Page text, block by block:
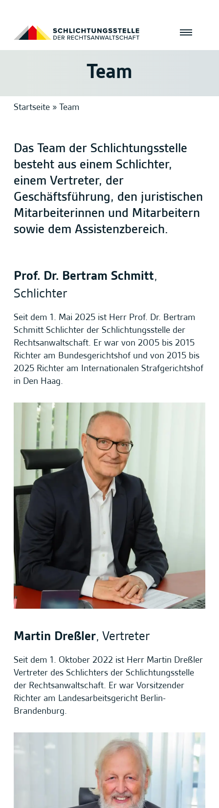
Team
Startseite » Team
Das Team der Schlichtungsstelle
besteht aus einem Schlichter,
einem Vertreter, der
Geschäftsführung, den juristischen
Mitarbeiterinnen und Mitarbeitern
sowie dem Assistenzbereich.
Prof. Dr. Bertram Schmitt,
Schlichter
Seit dem 1. Mai 2025 ist Herr Prof. Dr. Bertram
Schmitt Schlichter der Schlichtungsstelle der
Rechtsanwaltschaft. Er war von 2005 bis 2015
Richter am Bundesgerichtshof und von 2015 bis
2025 Richter am Internationalen Strafgerichtshof
in Den Haag.
Martin Dreßler, Vertreter
Seit dem 1. Oktober 2022 ist Herr Martin Dreßler
Vertreter des Schlichters der Schlichtungsstelle
der Rechtsanwaltschaft. Er war Vorsitzender
Richter am Landesarbeitsgericht Berlin-
Brandenburg.